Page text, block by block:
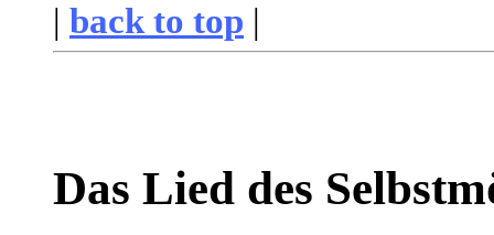
| back to top |
Das Lied des